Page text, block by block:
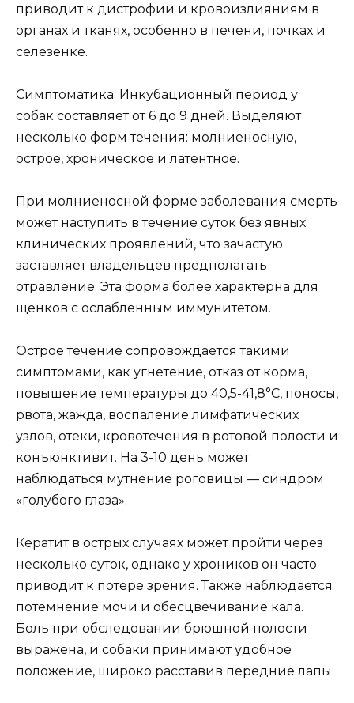
приводит к дистрофии и кровоизлияниям в
органах и тканях, особенно в печени, почках и
селезенке.
Симптоматика. Инкубационный период у
собак составляет от 6 до 9 дней. Выделяют
несколько форм течения: молниеносную,
острое, хроническое и латентное.
При молниеносной форме заболевания смерть
может наступить в течение суток без явных
клинических проявлений, что зачастую
заставляет владельцев предполагать
отравление. Эта форма более характерна для
щенков с ослабленным иммунитетом.
Острое течение сопровождается такими
симптомами, как угнетение, отказ от корма,
повышение температуры до 40,5-41,8°C, поносы,
рвота, жажда, воспаление лимфатических
узлов, отеки, кровотечения в ротовой полости и
конъюнктивит. На 3-10 день может
наблюдаться мутнение роговицы — синдром
«голубого глаза».
Кератит в острых случаях может пройти через
несколько суток, однако у хроников он часто
приводит к потере зрения. Также наблюдается
потемнение мочи и обесцвечивание кала.
Боль при обследовании брюшной полости
выражена, и собаки принимают удобное
положение, широко расставив передние лапы.